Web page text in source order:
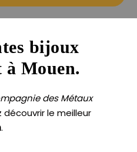
bijoux
à Mouen.
des Métaux
découvrir le meilleur
.